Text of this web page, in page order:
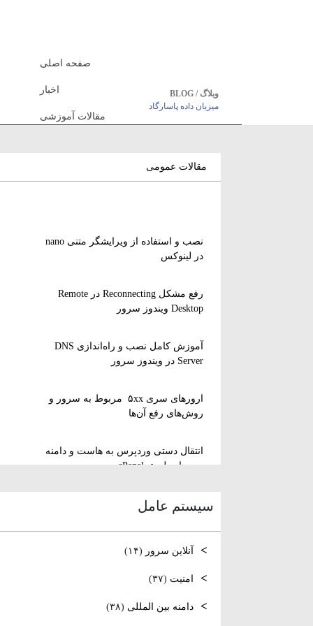
وبلاگ / BLOG
میزبان داده پاسارگاد
صفحه اصلی
اخبار
مقالات آموزشی
مقالات عمومی
نصب و استفاده از ویرایشگر متنی nano
در لینوکس
رفع مشکل Reconnecting در Remote
Desktop ویندوز سرور
آموزش کامل نصب و راه‌اندازی DNS
Server در ویندوز سرور
ارورهای سری ۵xx مربوط به سرور و
روش‌های رفع آن‌ها
انتقال دستی وردپرس به هاست و دامنه
جدید از طریق cPanel
سیستم عامل
آنلاین سرور (۱۴)
امنیت (۳۷)
دامنه بین المللی (۳۸)